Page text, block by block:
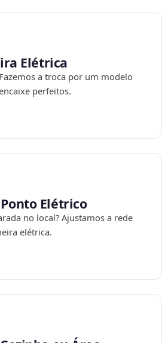
Elétrica
a troca por um modelo
perfeitos.
Elétrico
no local? Ajustamos a rede
elétrica.